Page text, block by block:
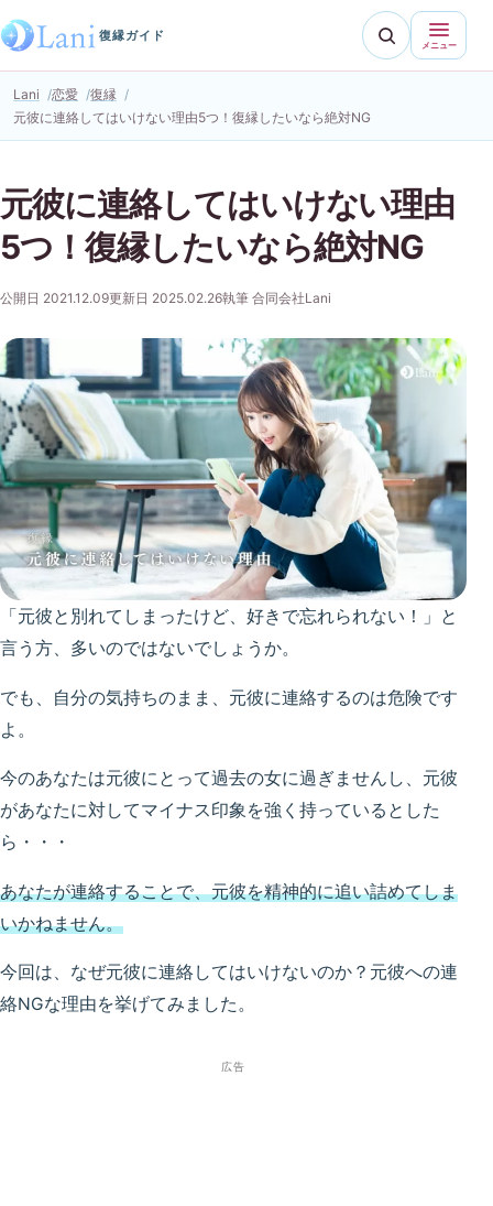
復縁ガイド
メニュー
Lani 恋愛
復縁
元彼に連絡してはいけない理由5つ！復縁したいなら絶対NG
元彼に連絡してはいけない理由
5つ！復縁したいなら絶対NG
公開日 2021.12.09更新日 2025.02.26執筆 合同会社Lani
「元彼と別れてしまったけど、好きで忘れられない！」と
言う方、多いのではないでしょうか。
でも、自分の気持ちのまま、元彼に連絡するのは危険です
よ。
今のあなたは元彼にとって過去の女に過ぎませんし、元彼
があなたに対してマイナス印象を強く持っているとした
ら・・・
あなたが連絡することで、元彼を精神的に追い詰めてしま
いかねません。
今回は、なぜ元彼に連絡してはいけないのか？元彼への連
絡NGな理由を挙げてみました。
広告